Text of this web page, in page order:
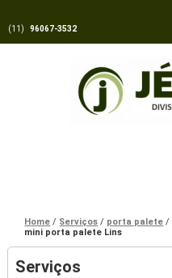
(11) 96067-3532
Home Serviços porta palete
mini porta palete Lins
Serviços